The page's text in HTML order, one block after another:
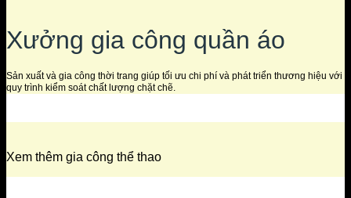
Xưởng gia công quần áo
Sản xuất và gia công thời trang giúp tối ưu chi phí và phát triển thương hiệu với
quy trình kiểm soát chất lượng chặt chẽ.
Xem thêm gia công thể thao